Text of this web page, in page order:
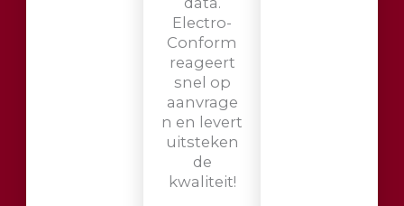
Electro-
Conform
reageert
snel op
aanvrage
n en levert
uitsteken
de
kwaliteit!